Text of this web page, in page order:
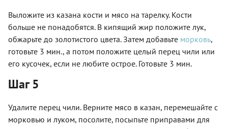
Выложите из казана кости и мясо на тарелку. Кости
больше не понадобятся. В кипящий жир положите лук,
обжарьте до золотистого цвета. Затем добавьте морковь,
готовьте 3 мин., а потом положите целый перец чили или
его кусочек, если не любите острое. Готовьте 3 мин.
Шаг 5
Удалите перец чили. Верните мясо в казан, перемешайте с
морковью и луком, посолите, посыпьте приправами для